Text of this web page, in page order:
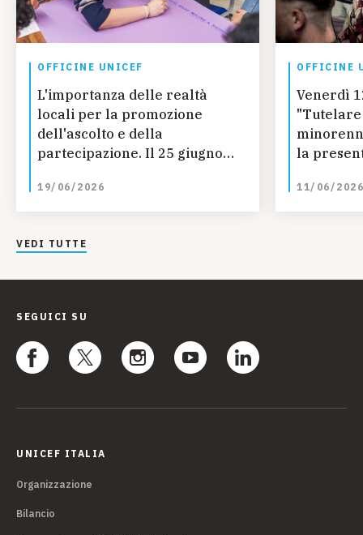
OFFICINE UNICEF
L'importanza delle realtà
locali per la promozione
dell'ascolto e della
partecipazione. Il 25 giugno
ciclo "Officine Special"
19/06/2026
OFFICINE
Venerdì
la
11/06/2026
VEDI TUTTE
SEGUICI SU
UNICEF ITALIA
Organizzazione
Bilancio